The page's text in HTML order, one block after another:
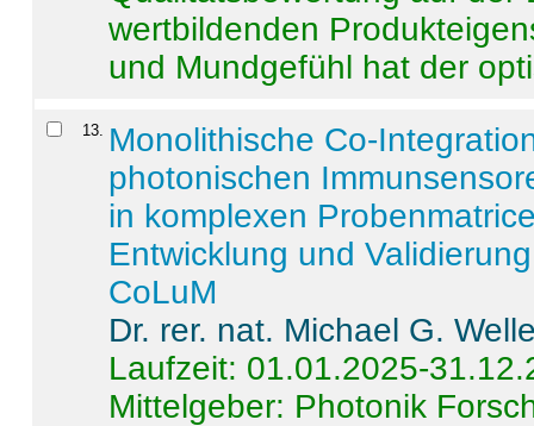
wertbildenden
und Mundgefühl hat der
13
Monolithische Co-
photonischen
in komplexen
Entwicklung und
CoLuM
Dr. rer. nat. Michael G.
Laufzeit: 01.01.2025-
Mittelgeber: Photonik